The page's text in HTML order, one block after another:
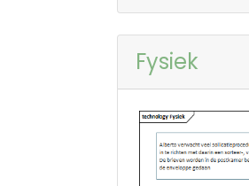
Fysiek